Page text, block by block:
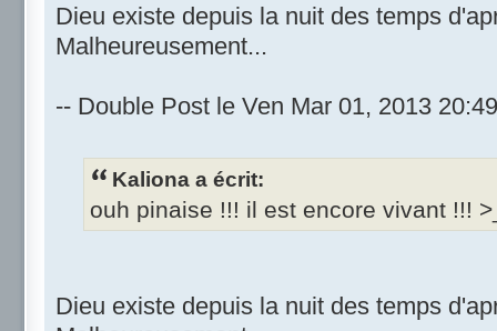
Dieu existe depuis la nuit des temps
Malheureusement...
-- Double Post le Ven Mar 01, 2013
Kaliona a écrit:
ouh pinaise !!! il est encore vivant !!!
Dieu existe depuis la nuit des temps